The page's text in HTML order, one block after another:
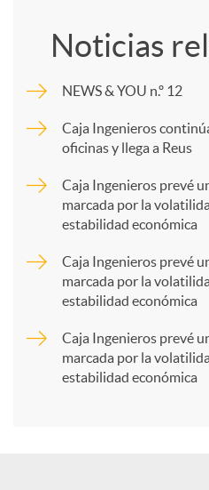
p
a
Noticias
NEWS & YOU n.º 12
Caja Ingenieros
oficinas y llega a Reus
Caja Ingenieros prevé
marcada por la
estabilidad económica
Caja Ingenieros prevé
marcada por la
estabilidad económica
Caja Ingenieros prevé
marcada por la
estabilidad económica